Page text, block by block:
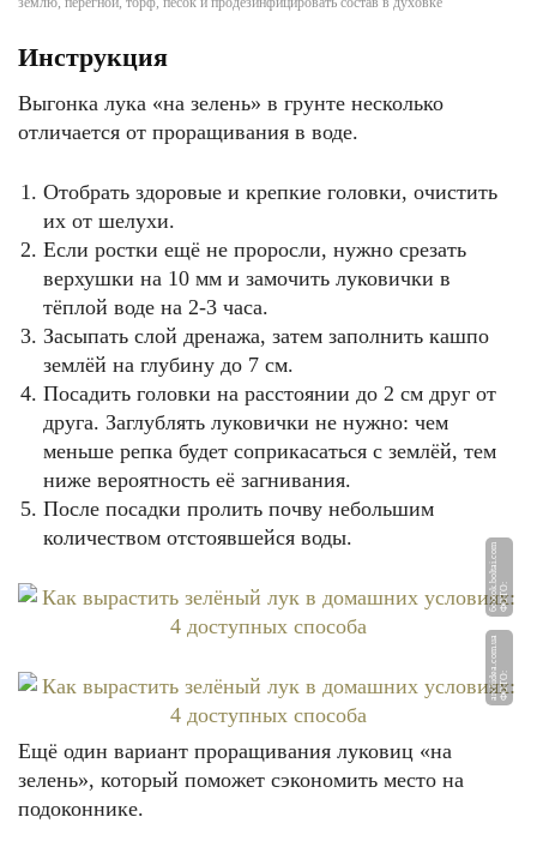
Инструкция
Выгонка лука «на зелень» в грунте несколько
отличается от проращивания в воде.
Отобрать здоровые и крепкие головки, очистить
их от шелухи.
Если ростки ещё не проросли, нужно срезать
верхушки на 10 мм и замочить луковички в
тёплой воде на 2-3 часа.
Засыпать слой дренажа, затем заполнить кашпо
землёй на глубину до 7 см.
Посадить головки на расстоянии до 2 см друг от
друга. Заглублять луковички не нужно: чем
меньше репка будет соприкасаться с землёй, тем
ниже вероятность её загнивания.
После посадки пролить почву небольшим
количеством отстоявшейся воды.
Ф
О
Т
О:
6
c
ot
o
k.
b
olt
ai.
c
o
m
Ф
О
Т
О:
a
r
c
hi
d
e
a.
c
o
m.
u
a
Ещё один вариант проращивания луковиц «на
зелень», который поможет сэкономить место на
подоконнике.